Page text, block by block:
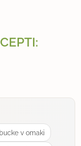
bucke v omaki